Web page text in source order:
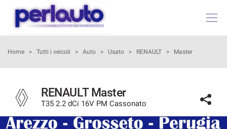
HOME
ACQUISTIAMO USATO
Home > Tutti i veicoli > Auto > Usato > RENAULT > Master
RENAULT Master
T35 2.2 dCi 16V PM Cassonato